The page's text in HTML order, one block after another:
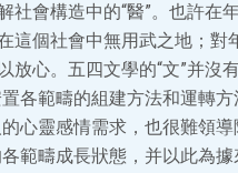
社會構造中的“醫”。也許在
這個社會中無用武之地；對
放心。五四文學的“文”并沒
各範疇的組建方法和運轉
心靈感情需求，也很難領導
範疇成長狀態，并以此為據